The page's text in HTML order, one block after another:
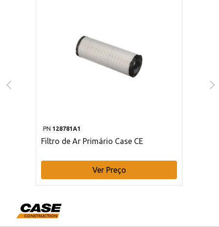
PN 128781A1
Filtro de Ar Primário Case CE
Ver Preço